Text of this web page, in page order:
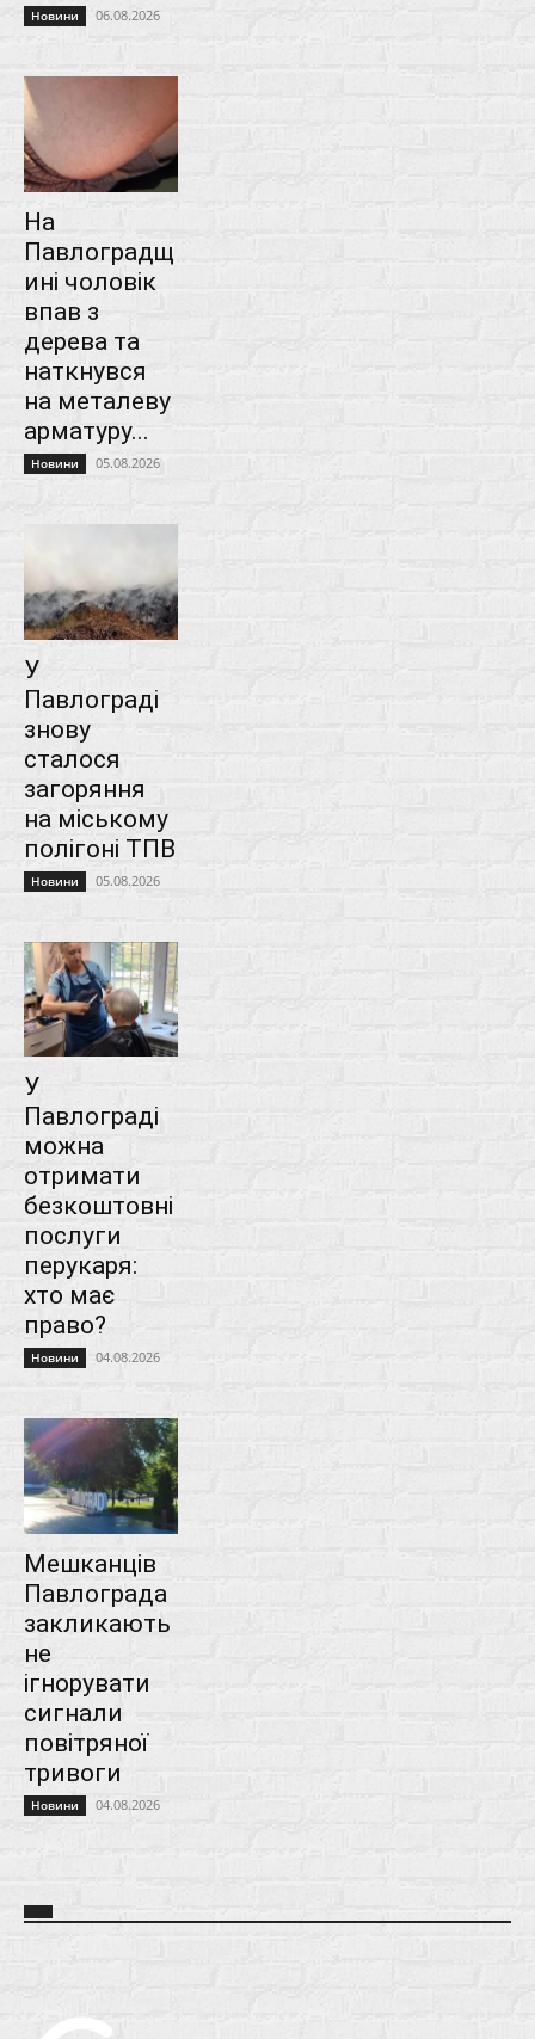
Новини 06.08.2026
На
Павлоградщ
ині чоловік
впав з
дерева та
наткнувся
на металеву
арматуру...
Новини 05.08.2026
У
Павлограді
знову
сталося
загоряння
на міському
полігоні ТПВ
Новини 05.08.2026
У
Павлограді
можна
отримати
безкоштовні
послуги
перукаря:
хто має
право?
Новини 04.08.2026
Мешканців
Павлограда
закликають
не
ігнорувати
сигнали
повітряної
тривоги
Новини 04.08.2026